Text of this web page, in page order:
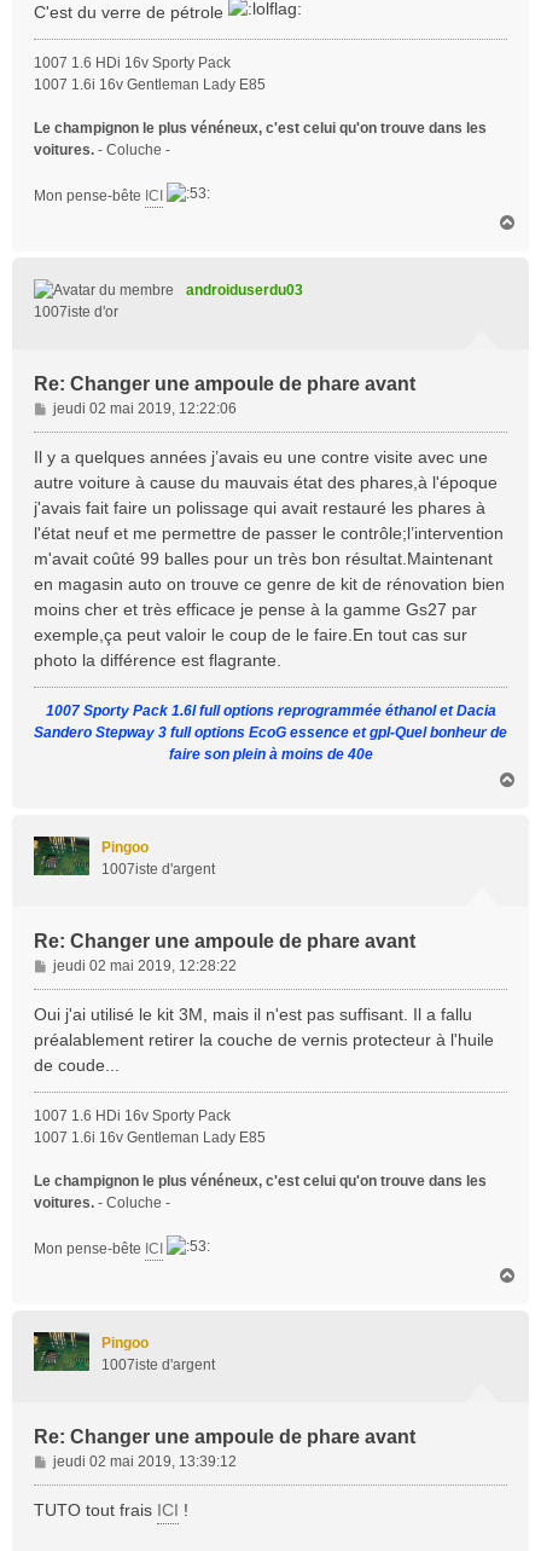
C'est du verre de pétrole
1007 1.6 HDi 16v Sporty Pack
1007 1.6i 16v Gentleman Lady E85
Le champignon le plus vénéneux, c'est celui qu'on trouve dans les
voitures. - Coluche -
Mon pense-bête ICI
androiduserdu03
1007iste d'or
Re: Changer une ampoule de phare avant
M
e
s
g
e
jeudi 02 mai 2019, 12:22:06
Il y a quelques années j’avais eu une contre visite avec une
autre voiture à cause du mauvais état des phares,à l'époque
j'avais fait faire un polissage qui avait restauré les phares à
l'état neuf et me permettre de passer le contrôle;l’intervention
m'avait coûté 99 balles pour un très bon résultat.Maintenant
en magasin auto on trouve ce genre de kit de rénovation bien
moins cher et très efficace je pense à la gamme Gs27 par
exemple,ça peut valoir le coup de le faire.En tout cas sur
photo la différence est flagrante.
1007 Sporty Pack 1.6l full options reprogrammée éthanol et Dacia
Sandero Stepway 3 full options EcoG essence et gpl-Quel bonheur de
faire son plein à moins de 40e
Pingoo
1007iste d'argent
Re: Changer une ampoule de phare avant
M
e
s
s
g
e
jeudi 02 mai 2019, 12:28:22
Oui j'ai utilisé le kit 3M, mais il n'est pas suffisant. Il a fallu
préalablement retirer la couche de vernis protecteur à l'huile
de coude...
1007 1.6 HDi 16v Sporty Pack
1007 1.6i 16v Gentleman Lady E85
Le champignon le plus vénéneux, c'est celui qu'on trouve dans les
voitures. - Coluche -
Mon pense-bête ICI
Pingoo
1007iste d'argent
Re: Changer une ampoule de phare avant
M
e
s
jeudi 02 mai 2019, 13:39:12
TUTO tout frais ICI !